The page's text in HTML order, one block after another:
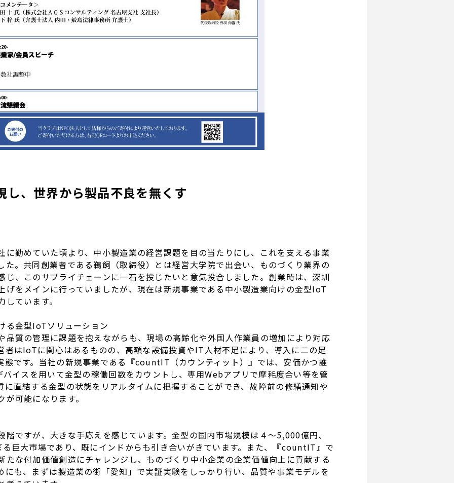
し、世界から製品不良を無くす
勤めていた頃より、中小製造業の経営課題を目の当たりにし、これを支える事業
た。共同創業者である鵜飼（取締役）とは経営大学院で出会い、ものづくり業界の
じ、このサプライチェーンに一石を投じたいと意気投合しました。創業時は、深圳
げをメインに行っていましたが、現在は新規事業である中小製造業向けの金型IoT
ています。
る金型IoTソリューション
質の管理に課題を抱えながらも、現場の高齢化や外国人作業員の増加により対応
者はIoTに関心はあるものの、高額な設備投資やIT人材不足により、導入に二の足
態です。当社の新規事業である『countIT（カウンティット）』では、安価かつ誰
イスを用いて金型の稼働回数をカウントし、専用Webアプリで摩耗度合い等を管
に直結する金型の状態をリアルタイムに把握することができ、故障前の修繕通知や
可能になります。
ですが、大きな手応えを感じています。金型の国内市場規模は４～5,000億円、
巨大市場であり、既にインドからも引き合いがきています。また、『countIT』で
たな付加価値創造にチャレンジし、ものづくり中小企業の企業価値向上に貢献する
にも、まずは製造業の街「愛知」で実証実験をしっかり行い、品質や事業モデルを